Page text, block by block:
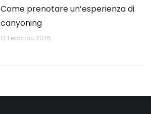
Come prenotare un’esperienza di
canyoning
12 Febbraio 2026